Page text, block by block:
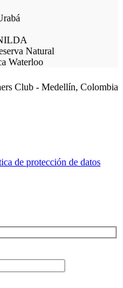
Club - Medellín, Colombia
de protección de datos